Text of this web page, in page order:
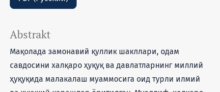
Abstrakt
Мақолада замонавий қуллик шакллари, одам
савдосини халқаро ҳуқуқ ва давлатларнинг миллий
ҳуқуқида малакалаш муаммосига оид турли илмий